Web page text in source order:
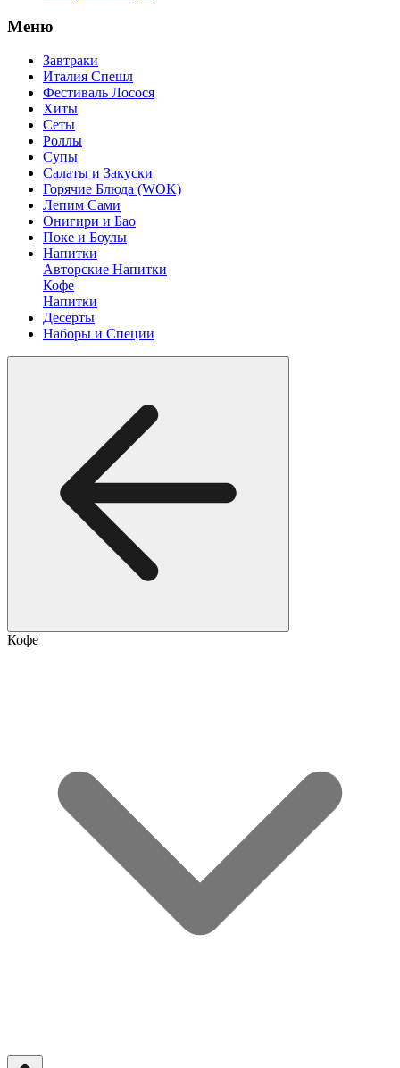
Меню
Завтраки
Италия Спешл
Фестиваль Лосося
Хиты
Сеты
Роллы
Супы
Салаты и Закуски
Горячие Блюда (WOK)
Лепим Сами
Онигири и Бао
Поке и Боулы
Напитки
Авторские Напитки
Кофе
Напитки
Десерты
Наборы и Специи
Кофе